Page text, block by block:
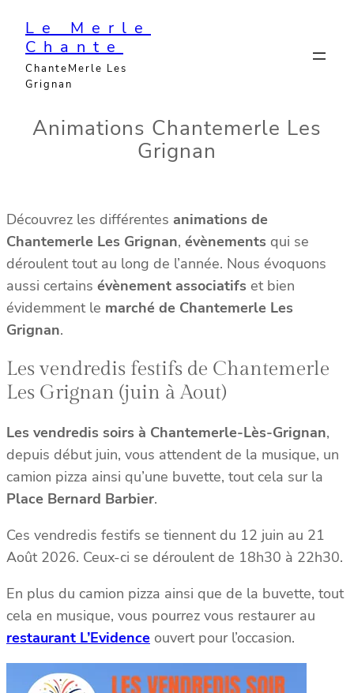
contenu
Le Merle
Chante
ChanteMerle Les
Grignan
Animations Chantemerle Les
Grignan
Découvrez les différentes animations de
Chantemerle Les Grignan, évènements qui se
déroulent tout au long de l’année. Nous évoquons
aussi certains évènement associatifs et bien
évidemment le marché de Chantemerle Les
Grignan.
Les vendredis festifs de Chantemerle
Les Grignan (juin à Aout)
Les vendredis soirs à Chantemerle-Lès-Grignan,
depuis début juin, vous attendent de la musique, un
camion pizza ainsi qu’une buvette, tout cela sur la
Place Bernard Barbier.
Ces vendredis festifs se tiennent du 12 juin au 21
Août 2026. Ceux-ci se déroulent de 18h30 à 22h30.
En plus du camion pizza ainsi que de la buvette, tout
cela en musique, vous pourrez vous restaurer au
restaurant L’Evidence ouvert pour l’occasion.